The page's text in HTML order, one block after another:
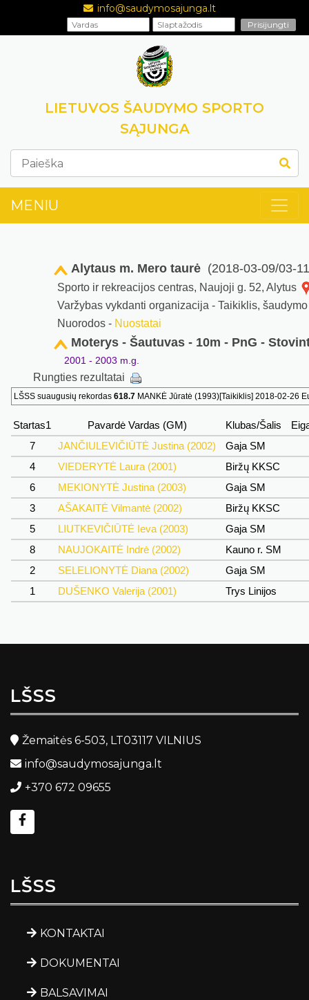
info@saudymosajunga.lt
LIETUVOS ŠAUDYMO SPORTO
SĄJUNGA
MENIU
Alytaus m. Mero taurė (2018-03-09/03-
Sporto ir rekreacijos centras, Naujoji g. 52, Alytus
Varžybas vykdanti organizacija - Taikiklis,
Nuorodos - Nuostatai
Moterys - Šautuvas - 10m - PnG -
2001 - 2003 m.g.
Rungties rezultatai
LŠSS suaugusių rekordas 618.7 MANKĖ Jūratė (1993)[Taikiklis] 2018-02-26
Startas1 Pavardė Vardas (GM) Klubas/Šalis
7
JANČIULEVIČIŪTĖ Justina (2002)
Gaja SM
4
VIEDERYTĖ Laura (2001)
Biržų KKSC
6
MEKIONYTĖ Justina (2003)
Gaja SM
3
AŠAKAITĖ Vilmantė (2002)
Biržų KKSC
5
LIUTKEVIČIŪTĖ Ieva (2003)
Gaja SM
8
NAUJOKAITĖ Indrė (2002)
Kauno r. SM
2
SELELIONYTĖ Diana (2002)
Gaja SM
1
DUŠENKO Valerija (2001) Trys Linijos
LŠSS
Žemaitės 6-503, LT03117 VILNIUS
info@saudymosajunga.lt
+370 672 09655
LŠSS
KONTAKTAI
DOKUMENTAI
BALSAVIMAI